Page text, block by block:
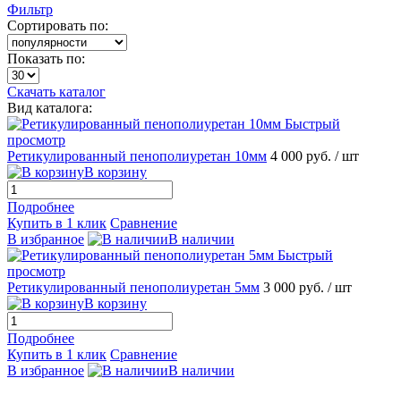
Фильтр
Сортировать по:
Показать по:
Скачать каталог
Вид каталога:
Быстрый
просмотр
Ретикулированный пенополиуретан 10мм 4 000 руб. / шт
В корзину
Подробнее
Купить в 1 клик Сравнение
В избранное
В наличии
Быстрый
просмотр
Ретикулированный пенополиуретан 5мм 3 000 руб. / шт
В корзину
Подробнее
Купить в 1 клик Сравнение
В избранное
В наличии